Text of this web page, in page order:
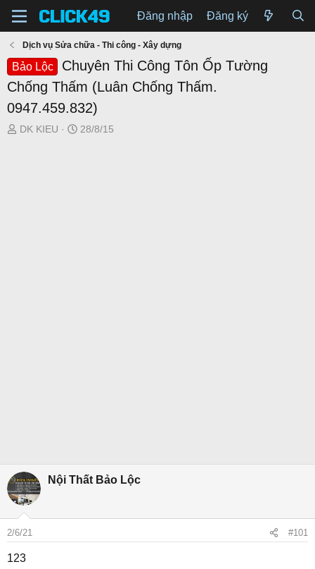
Đăng nhập Đăng ký
Dịch vụ Sửa chữa - Thi công - Xây dựng
Bảo Lộc
Chuyên Thi Công Tôn Ốp Tường
Chống Thấm (Luân Chống Thấm.
0947.459.832)
T
DK KIEU
N
28/8/15
Nội Thất Bảo Lộc
2/6/21 #101
123